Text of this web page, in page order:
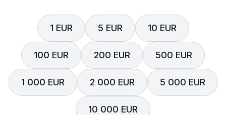
1 EUR 5 EUR 10 EUR
100 EUR 200 EUR 500 EUR
1 000 EUR 2 000 EUR 5 000 EUR
10 000 EUR